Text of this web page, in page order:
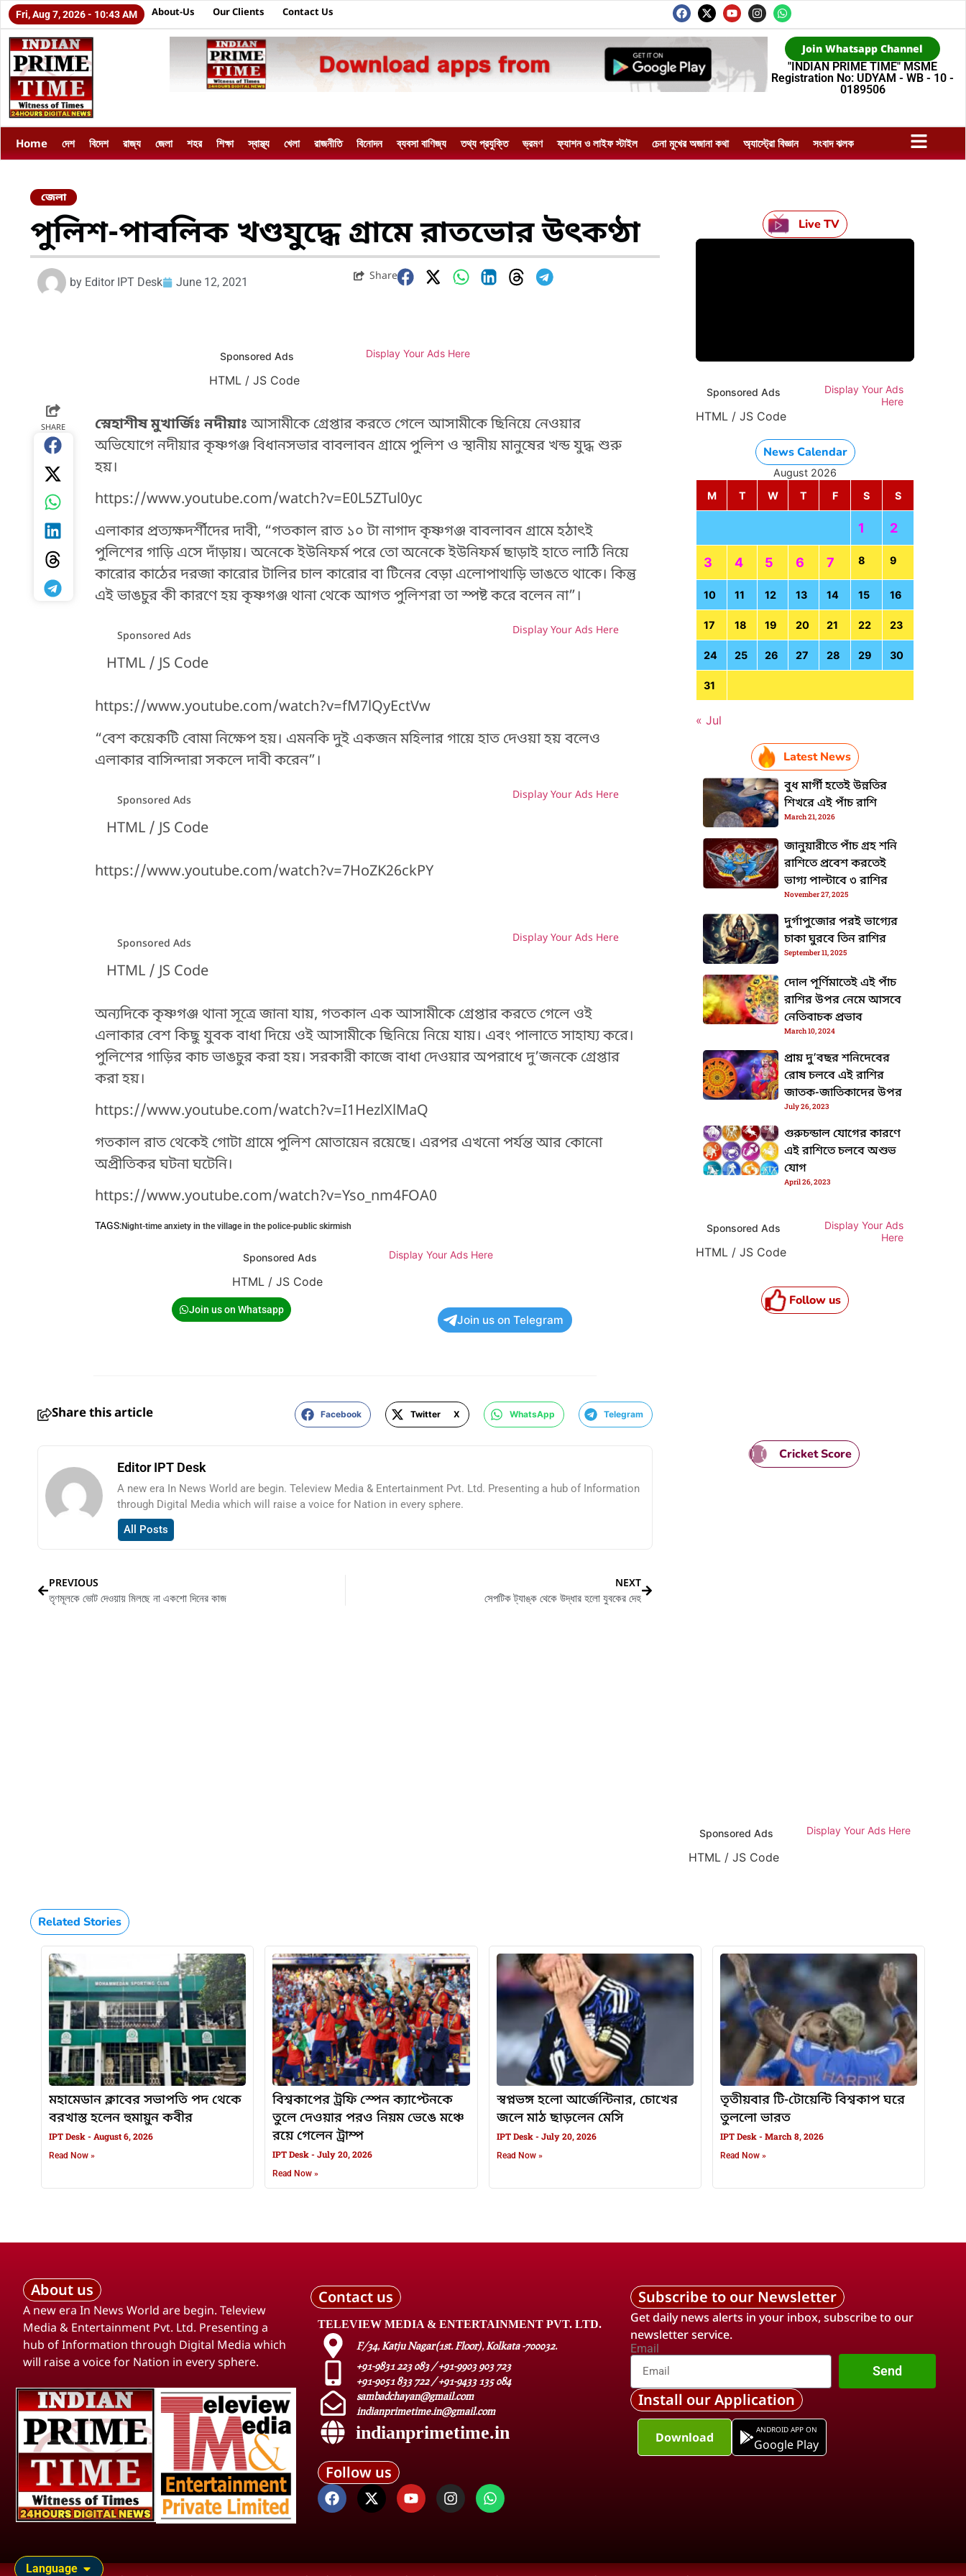
Fri, Aug 7, 2026 - 10:43 AM About-Us Our Clients Contact Us
Join Whatsapp Channel
"INDIAN PRIME TIME" MSME
Registration No: UDYAM - WB - 10 -
0189506
Home দেশ বিদেশ রাজ্য জেলা শহর শিক্ষা স্বাস্থ্য খেলা রাজনীতি বিনোদন ব্যবসা বাণিজ্য তথ্য প্রযুক্তি ভ্রমণ ফ্যাশন ও লাইফ স্টাইল চেনা মুখের অজানা কথা অ্যাস্ট্রো বিজ্ঞান সংবাদ ঝলক
জেলা
পুলিশ-পাবলিক খণ্ডযুদ্ধে গ্রামে রাতভোর উৎকণ্ঠা
by Editor IPT Desk June 12, 2021
Share
Sponsored Ads Display Your Ads Here
HTML / JS Code
SHARE স্নেহাশীষ মুখার্জিঃ নদীয়াঃআসামীকে গ্রেপ্তার করতে গেলে আসামীকে ছিনিয়ে নেওয়ার
অভিযোগে নদীয়ার কৃষ্ণগঞ্জ বিধানসভার বাবলাবন গ্রামে পুলিশ ও স্থানীয় মানুষের খন্ড যুদ্ধ শুরু
হয়।
https://www.youtube.com/watch?v=E0L5ZTul0yc
এলাকার প্রত্যক্ষদর্শীদের দাবী, “গতকাল রাত ১০ টা নাগাদ কৃষ্ণগঞ্জ বাবলাবন গ্রামে হঠাৎই
পুলিশের গাড়ি এসে দাঁড়ায়। অনেকে ইউনিফর্ম পরে তো অনেকে ইউনিফর্ম ছাড়াই হাতে লাঠি নিয়ে
কারোর কাঠের দরজা কারোর টালির চাল কারোর বা টিনের বেড়া এলোপাথাড়ি ভাঙতে থাকে। কিন্তু
এই ভাঙচুর কী কারণে হয় কৃষ্ণগঞ্জ থানা থেকে আগত পুলিশরা তা স্পষ্ট করে বলেন না”।
Sponsored Ads Display Your Ads Here
HTML / JS Code HTML / JS Code
https://www.youtube.com/watch?v=fM7lQyEctVw
“বেশ কয়েকটি বোমা নিক্ষেপ হয়। এমনকি দুই একজন মহিলার গায়ে হাত দেওয়া হয় বলেও
এলাকার বাসিন্দারা সকলে দাবী করেন”।
Sponsored Ads Display Your Ads Here
HTML / JS Code HTML / JS Code
https://www.youtube.com/watch?v=7HoZK26ckPY
Sponsored Ads Display Your Ads Here
HTML / JS Code HTML / JS Code
অন্যদিকে কৃষ্ণগঞ্জ থানা সূত্রে জানা যায়, গতকাল এক আসামীকে গ্রেপ্তার করতে গেলে ওই
এলাকার বেশ কিছু যুবক বাধা দিয়ে ওই আসামীকে ছিনিয়ে নিয়ে যায়। এবং পালাতে সাহায্য করে।
পুলিশের গাড়ির কাচ ভাঙচুর করা হয়। সরকারী কাজে বাধা দেওয়ার অপরাধে দু’জনকে গ্রেপ্তার
করা হয়।
https://www.youtube.com/watch?v=I1HezlXlMaQ
গতকাল রাত থেকেই গোটা গ্রামে পুলিশ মোতায়েন রয়েছে। এরপর এখনো পর্যন্ত আর কোনো
অপ্রীতিকর ঘটনা ঘটেনি।
https://www.youtube.com/watch?v=Yso_nm4FOA0
TAGS:Night-time anxiety in the village in the police-public skirmish
Sponsored Ads Display Your Ads Here
HTML / JS Code
Join us on Whatsapp
Join us on Telegram
Share this article Facebook Twitter X WhatsApp Telegram
Editor IPT Desk
A new era In News World are begin. Teleview Media & Entertainment Pvt. Ltd. Presenting a hub of Information
through Digital Media which will raise a voice for Nation in every sphere.
All Posts
PREVIOUS
তৃণমূলকে ভোট দেওয়ায় মিলছে না একশো দিনের কাজ
NEXT
সেপটিক ট্যাঙ্ক থেকে উদ্ধার হলো যুবকের দেহ
Live TV
Sponsored Ads
Display Your Ads
Here
HTML / JS Code HTML / JS Code
News Calendar
August 2026
M
T W T F S S
1 2
3 4 5 6 7 8 9
10 11 12 13 14 15 16
17 18 19 20 21 22 23
24 25 26 27 28 29 30
31
« Jul
Latest News
বুধ মার্গী হতেই উন্নতির
শিখরে এই পাঁচ রাশি
March 21, 2026
জানুয়ারীতে পাঁচ গ্রহ শনি
রাশিতে প্রবেশ করতেই
ভাগ্য পাল্টাবে ৩ রাশির
November 27, 2025
দুর্গাপুজোর পরই ভাগ্যের
চাকা ঘুরবে তিন রাশির
September 11, 2025
দোল পূর্ণিমাতেই এই পাঁচ
রাশির উপর নেমে আসবে
নেতিবাচক প্রভাব
March 10, 2024
প্রায় দু’বছর শনিদেবের
রোষ চলবে এই রাশির
জাতক-জাতিকাদের উপর
July 26, 2023
গুরুচন্ডাল যোগের কারণে
এই রাশিতে চলবে অশুভ
যোগ
April 26, 2023
Sponsored Ads
Display Your Ads
Here
HTML / JS Code HTML / JS Code
Follow us
Cricket Score
Sponsored Ads Display Your Ads Here
HTML / JS Code
Related Stories
মহামেডান ক্লাবের সভাপতি পদ থেকে
বরখাস্ত হলেন হুমায়ুন কবীর
IPT Desk August 6, 2026
Read Now »
বিশ্বকাপের ট্রফি স্পেন ক্যাপ্টেনকে
তুলে দেওয়ার পরও নিয়ম ভেঙে মঞ্চে
রয়ে গেলেন ট্রাম্প
IPT Desk July 20, 2026
Read Now »
স্বপ্নভঙ্গ হলো আর্জেন্টিনার, চোখের
জলে মাঠ ছাড়লেন মেসি
IPT Desk July 20, 2026
Read Now »
তৃতীয়বার টি-টোয়েন্টি বিশ্বকাপ ঘরে
তুললো ভারত
IPT Desk March 8, 2026
Read Now »
Language
About us
A new era In News World are begin. Teleview
Media & Entertainment Pvt. Ltd. Presenting a
hub of Information through Digital Media which
will raise a voice for Nation in every sphere.
Contact us
TELEVIEW MEDIA & ENTERTAINMENT PVT. LTD.
F/34, Katju Nagar(1st. Floor), Kolkata -700032.
+91-9831 223 083 / +91-9903 903 723
+91-9051 833 722 / +91-9433 135 084
sambadchayan@gmail.com
indianprimetime.in@gmail.com
indianprimetime.in
Follow us
Subscribe to our Newsletter
Get daily news alerts in your inbox, subscribe to our
newsletter service.
Email
Send
Install our Application
Download ANDROID APP ON
Google Play